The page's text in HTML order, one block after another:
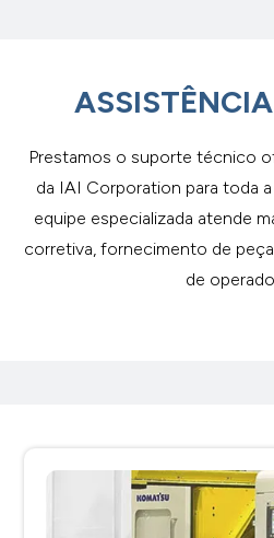
Prestamos o suporte técnico
da IAI Corporation para toda
equipe especializada atende
corretiva, fornecimento de
de